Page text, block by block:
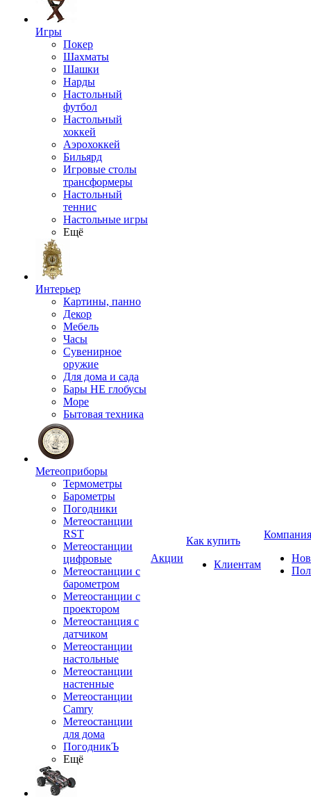
Игры
Покер
Шахматы
Шашки
Нарды
Настольный
футбол
Настольный
хоккей
Аэрохоккей
Бильярд
Игровые столы
трансформеры
Настольный
теннис
Настольные игры
Ещё
Интерьер
Картины, панно
Декор
Мебель
Часы
Сувенирное
оружие
Для дома и сада
Бары НЕ глобусы
Море
Бытовая техника
Метеоприборы
Термометры
Барометры
Погодники
Метеостанции
RST
Метеостанции
цифровые
Метеостанции с
барометром
Метеостанции с
проектором
Метеостанция с
датчиком
Метеостанции
настольные
Метеостанции
настенные
Метеостанции
Camry
Метеостанции
для дома
ПогодникЪ
Ещё
Акции
Как купить
Клиентам
Компания